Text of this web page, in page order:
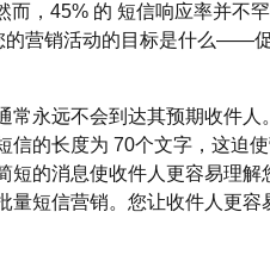
，45% 的 短信响应率并不
的营销活动的目标是什么
常永远不会到达其预期收件
的长度为 70个文字，这迫
短的消息使收件人更容易理
短信营销。您让收件人更